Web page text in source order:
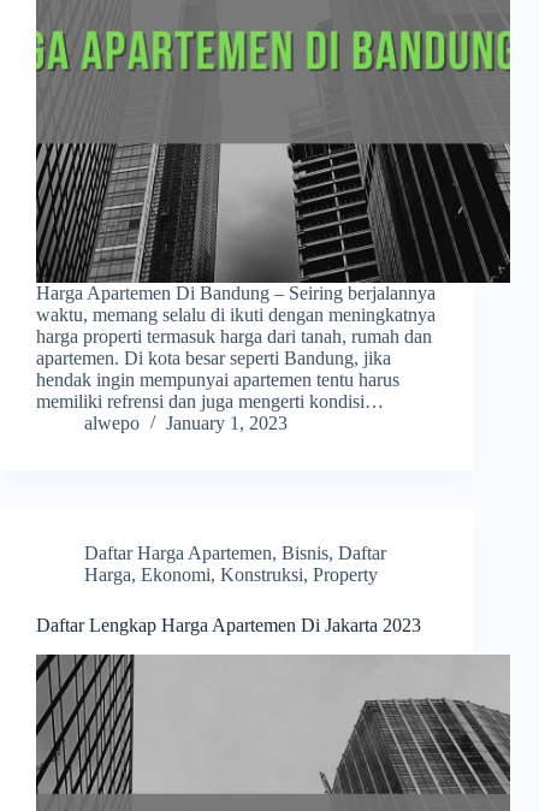
Harga Apartemen Di Bandung – Seiring berjalannya
waktu, memang selalu di ikuti dengan meningkatnya
harga properti termasuk harga dari tanah, rumah dan
apartemen. Di kota besar seperti Bandung, jika
hendak ingin mempunyai apartemen tentu harus
memiliki refrensi dan juga mengerti kondisi…
alwepo
January 1, 2023
Daftar Harga Apartemen, Bisnis, Daftar
Harga, Ekonomi, Konstruksi, Property
Daftar Lengkap Harga Apartemen Di Jakarta 2023